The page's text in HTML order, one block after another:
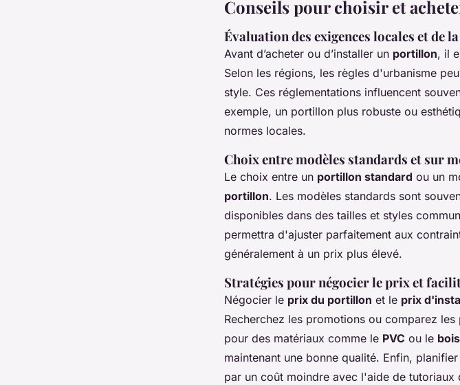
Conseils pour choisir et
Évaluation des exigences locales et de
Avant d’acheter ou d’installer un portillon, il
Selon les régions, les règles d'urbanisme
style. Ces réglementations influencent
exemple, un portillon plus robuste ou
normes locales.
Choix entre modèles standards et sur
Le choix entre un portillon standard ou un
portillon. Les modèles standards sont
disponibles dans des tailles et styles
permettra d'ajuster parfaitement aux
généralement à un prix plus élevé.
Stratégies pour négocier le prix et
Négocier le prix du portillon et le prix
Recherchez les promotions ou comparez
pour des matériaux comme le PVC ou le
maintenant une bonne qualité. Enfin,
par un coût moindre avec l'aide de tutoriaux